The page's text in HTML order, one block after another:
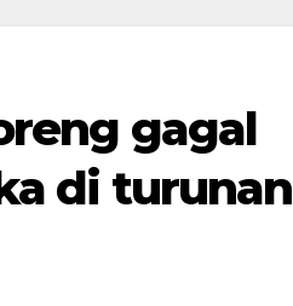
gagal
di turunan